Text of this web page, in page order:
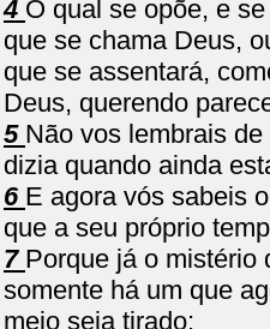
4 O qual se opõe, e
que se chama Deus,
que se assentará,
Deus, querendo
5 Não vos lembrais
dizia quando ainda
6 E agora vós sabeis
que a seu próprio
7 Porque já o mistério
somente há um que
meio seja tirado;